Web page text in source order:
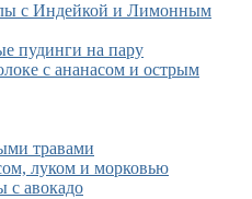
с Индейкой и Лимонным
пудинги на пару
с ананасом и острым
травами
луком и морковью
с авокадо